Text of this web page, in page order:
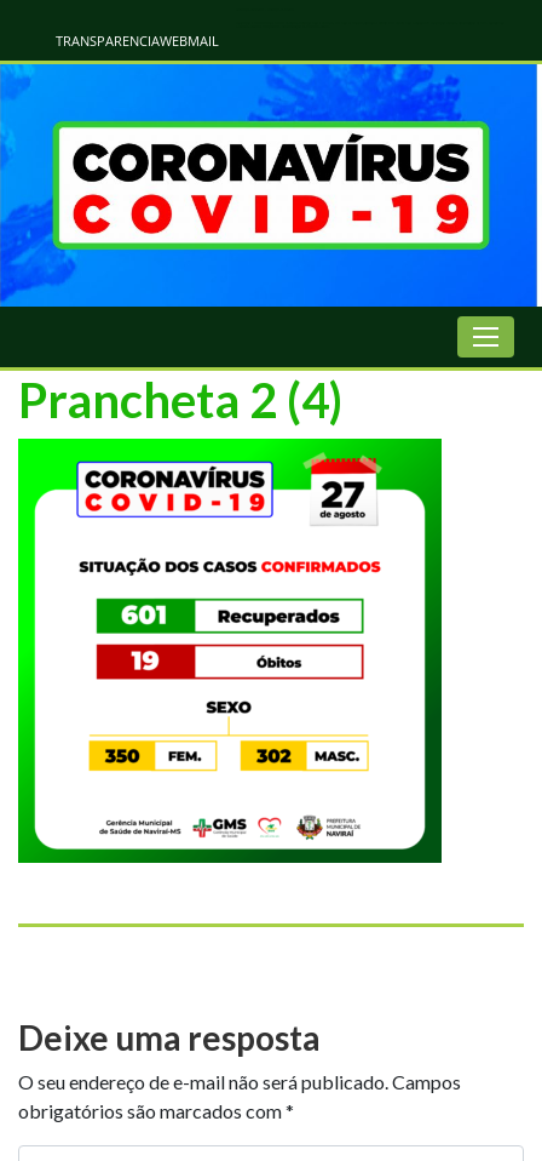
TRANSPARENCIAWEBMAIL
Prancheta 2 (4)
Deixe uma resposta
O seu endereço de e-mail não será publicado.Campos
obrigatórios são marcados com*